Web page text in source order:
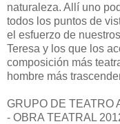
naturaleza. Allí uno
todos los puntos de
el esfuerzo de
Teresa y los que los
composición más
hombre más
GRUPO DE TEATRO
- OBRA TEATRAL